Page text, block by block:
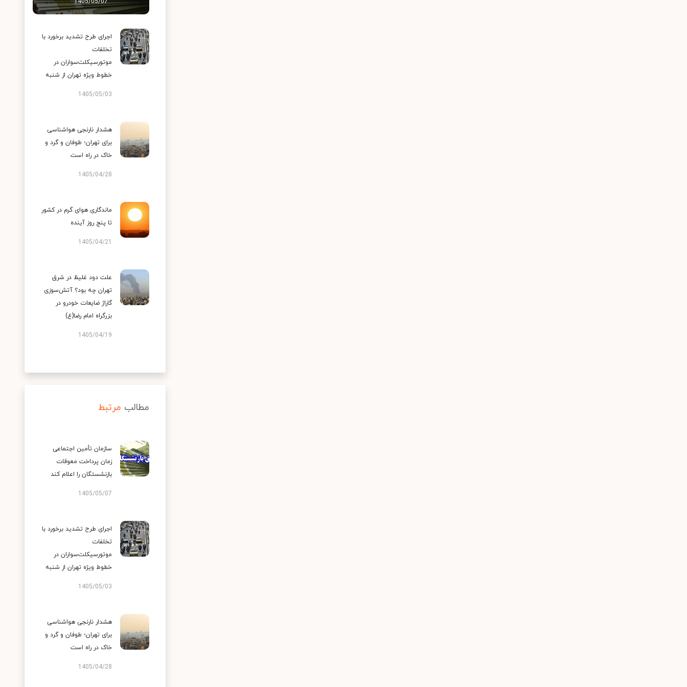
اجرای طرح تشدید برخورد با
تخلفات
موتورسیکلت‌سواران در
خطوط ویژه تهران از شنبه
1405/05/03
هشدار نارنجی هواشناسی
برای تهران؛ طوفان و گرد و
خاک در راه است
1405/04/28
ماندگاری هوای گرم در کشور
تا پنج روز آینده
1405/04/21
علت دود غلیظ در شرق
تهران چه بود؟ آتش‌سوزی
گاراژ ضایعات خودرو در
بزرگراه امام رضا(ع)
1405/04/19
مطالب مرتبط
سازمان تأمین اجتماعی
زمان پرداخت معوقات
بازنشستگان را اعلام کند
1405/05/07
اجرای طرح تشدید برخورد با
تخلفات
موتورسیکلت‌سواران در
خطوط ویژه تهران از شنبه
1405/05/03
هشدار نارنجی هواشناسی
برای تهران؛ طوفان و گرد و
خاک در راه است
1405/04/28